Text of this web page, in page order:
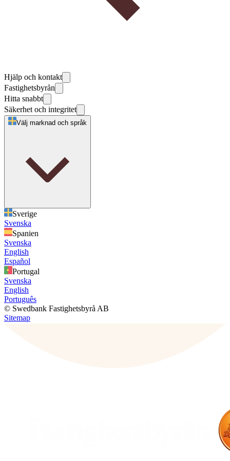
Hjälp och kontakt
Fastighetsbyrån
Hitta snabbt
Säkerhet och integritet
Välj marknad och språk
Sverige
Svenska
Spanien
Svenska
English
Español
Portugal
Svenska
English
Português
© Swedbank Fastighetsbyrå AB
Sitemap